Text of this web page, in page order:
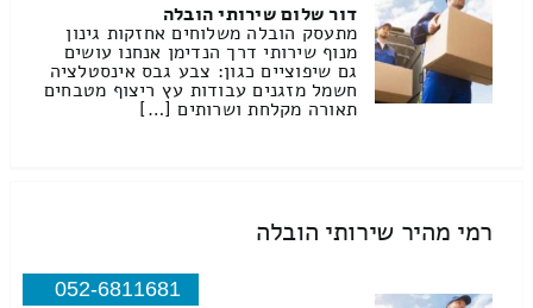
דור שלום שירותי הובלה
מתעסק הובלה משלוחים אחזקות גינון
מנוף שירותי דרך הנדימן אנחנו עושים
גם שיפוציים כגון: צבע גבס אינסטלציה
חשמל מזגנים עבודות עץ ריצוף מטבחים
תאורה מקלחת ושרותים […]
רמי מהיר שירותי הובלה
052-6811681